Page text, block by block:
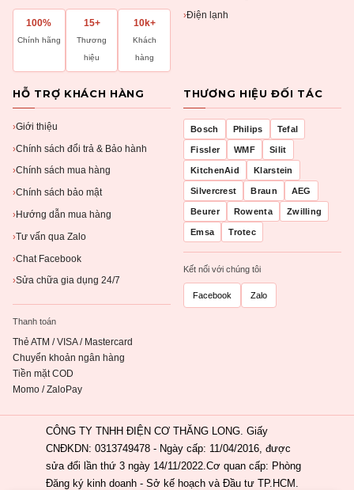
100%
Chính hãng
15+
Thương
hiệu
10k+
Khách
hàng
›Điện lạnh
HỖ TRỢ KHÁCH HÀNG
›Giới thiệu
›Chính sách đổi trả & Bảo hành
›Chính sách mua hàng
›Chính sách bảo mật
› Hướng dẫn mua hàng
›Tư vấn qua Zalo
›Chat Facebook
›Sửa chữa gia dụng 24/7
Thanh toán
Thẻ ATM / VISA / Mastercard
Chuyển khoản ngân hàng
Tiền mặt COD
Momo / ZaloPay
THƯƠNG HIỆU ĐỐI TÁC
Bosch Philips Tefal
Fissler WMF Silit
KitchenAid Klarstein
Silvercrest Braun AEG
Beurer Rowenta Zwilling
Emsa Trotec
Kết nối với chúng tôi
Facebook Zalo
CÔNG TY TNHH ĐIỆN CƠ THĂNG LONG. Giấy
CNĐKDN: 0313749478 - Ngày cấp: 11/04/2016, được
sửa đổi lần thứ 3 ngày 14/11/2022.Cơ quan cấp: Phòng
Đăng ký kinh doanh - Sở kế hoạch và Đầu tư TP.HCM.